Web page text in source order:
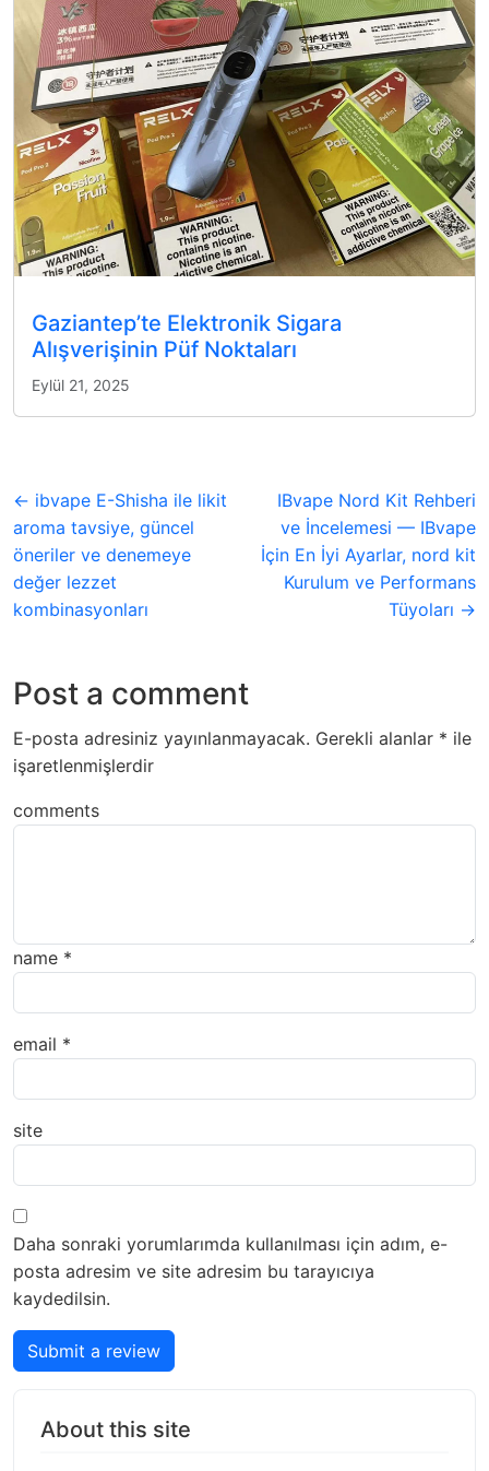
Gaziantep’te Elektronik Sigara
Alışverişinin Püf Noktaları
Eylül 21, 2025
← ibvape E-Shisha ile likit
aroma tavsiye, güncel
öneriler ve denemeye
değer lezzet
kombinasyonları
IBvape Nord Kit Rehberi
ve İncelemesi — IBvape
İçin En İyi Ayarlar, nord kit
Kurulum ve Performans
Tüyoları →
Post a comment
E-posta adresiniz yayınlanmayacak. Gerekli alanlar * ile
işaretlenmişlerdir
comments
name *
email *
site
Daha sonraki yorumlarımda kullanılması için adım, e-
posta adresim ve site adresim bu tarayıcıya
kaydedilsin.
Submit a review
About this site